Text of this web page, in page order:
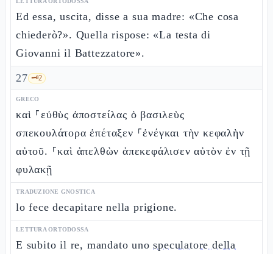
Ed essa, uscita, disse a sua madre: «Che cosa
chiederò?». Quella rispose: «La testa di
Giovanni il Battezzatore».
27 🗝️2
GRECO
καὶ ⸀εὐθὺς ἀποστείλας ὁ βασιλεὺς
σπεκουλάτορα ἐπέταξεν ⸀ἐνέγκαι τὴν κεφαλὴν
αὐτοῦ. ⸀καὶ ἀπελθὼν ἀπεκεφάλισεν αὐτὸν ἐν τῇ
φυλακῇ
TRADUZIONE GNOSTICA
lo fece decapitare nella prigione.
LETTURA ORTODOSSA
E subito il re, mandato unospeculatore della